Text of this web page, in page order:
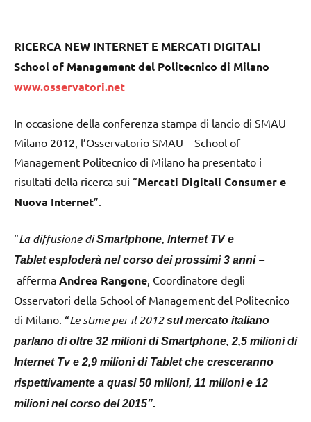
RICERCA NEW INTERNET E MERCATI DIGITALI
School of Management del Politecnico di Milano
www.osservatori.net
In occasione della conferenza stampa di lancio di SMAU
Milano 2012, l’Osservatorio SMAU – School of
Management Politecnico di Milano ha presentato i
risultati della ricerca sui “Mercati Digitali Consumer e
Nuova Internet”.
“La diffusione diSmartphone, Internet TV e
Tablet esploderà nel corso dei prossimi 3 anni–
afferma Andrea Rangone, Coordinatore degli
Osservatori della School of Management del Politecnico
di Milano. “Le stime per il 2012sul mercato italiano
parlano di oltre 32 milioni di Smartphone, 2,5 milioni di
Internet Tv e 2,9 milioni di Tablet che cresceranno
rispettivamente a quasi 50 milioni, 11 milioni e 12
milioni nel corso del 2015”.